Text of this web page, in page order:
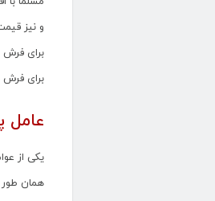
و نیز
برای فرش های ۷۰۰ شانه تا ۱۵۰۰ شانه پالت رنگ
برای فرش های ۳۲۰ شانه تا ۵۰۰ شانه پالت رنگ بندی
عامل
یکی از
همان طور